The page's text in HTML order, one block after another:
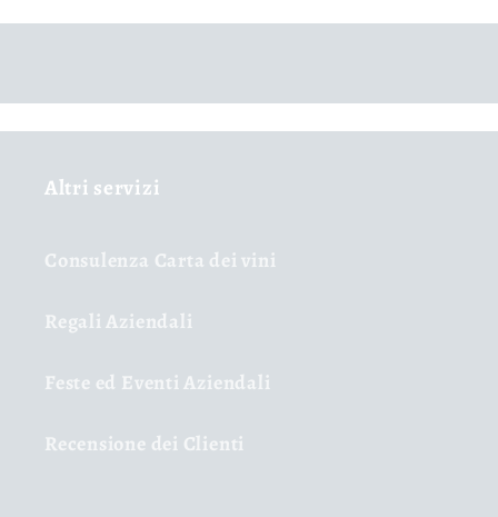
Altri servizi
Consulenza Carta dei vini
Regali Aziendali
Feste ed Eventi Aziendali
Recensione dei Clienti